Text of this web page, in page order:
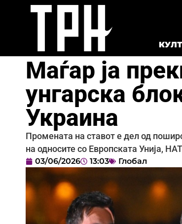
Маѓар ја
унгарска
Украина
Промената на ставот е дел од
на односите со Европската Унија,
03/06/2026 13:03 Глобал